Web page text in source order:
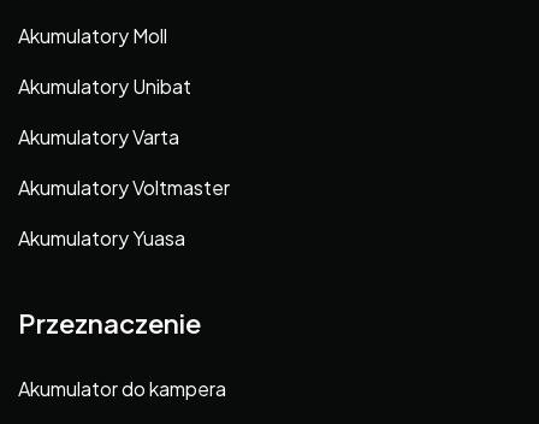
Akumulatory Moll
Akumulatory Unibat
Akumulatory Varta
Akumulatory Voltmaster
Akumulatory Yuasa
Przeznaczenie
Akumulator do kampera